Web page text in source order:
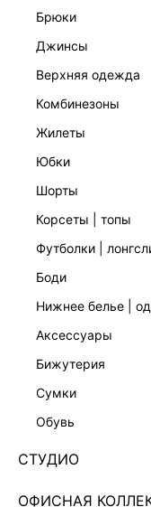
брюки
джинсы
верхняя одежда
комбинезоны
жилеты
юбки
шорты
корсеты | топы
футболки |
боди
нижнее белье |
аксессуары
бижутерия
сумки
обувь
СТУДИО
ОФИСНАЯ
6254402701-103